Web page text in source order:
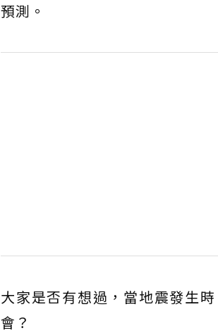
預測。
大家是否有想過，當地震發生
會？